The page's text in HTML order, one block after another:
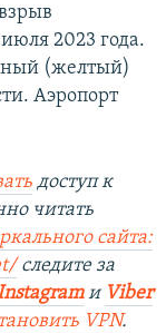
июля 2023 года.
(желтый)
Аэропорт
доступ к
читать
сайта:
следите за
и Viber
VPN.